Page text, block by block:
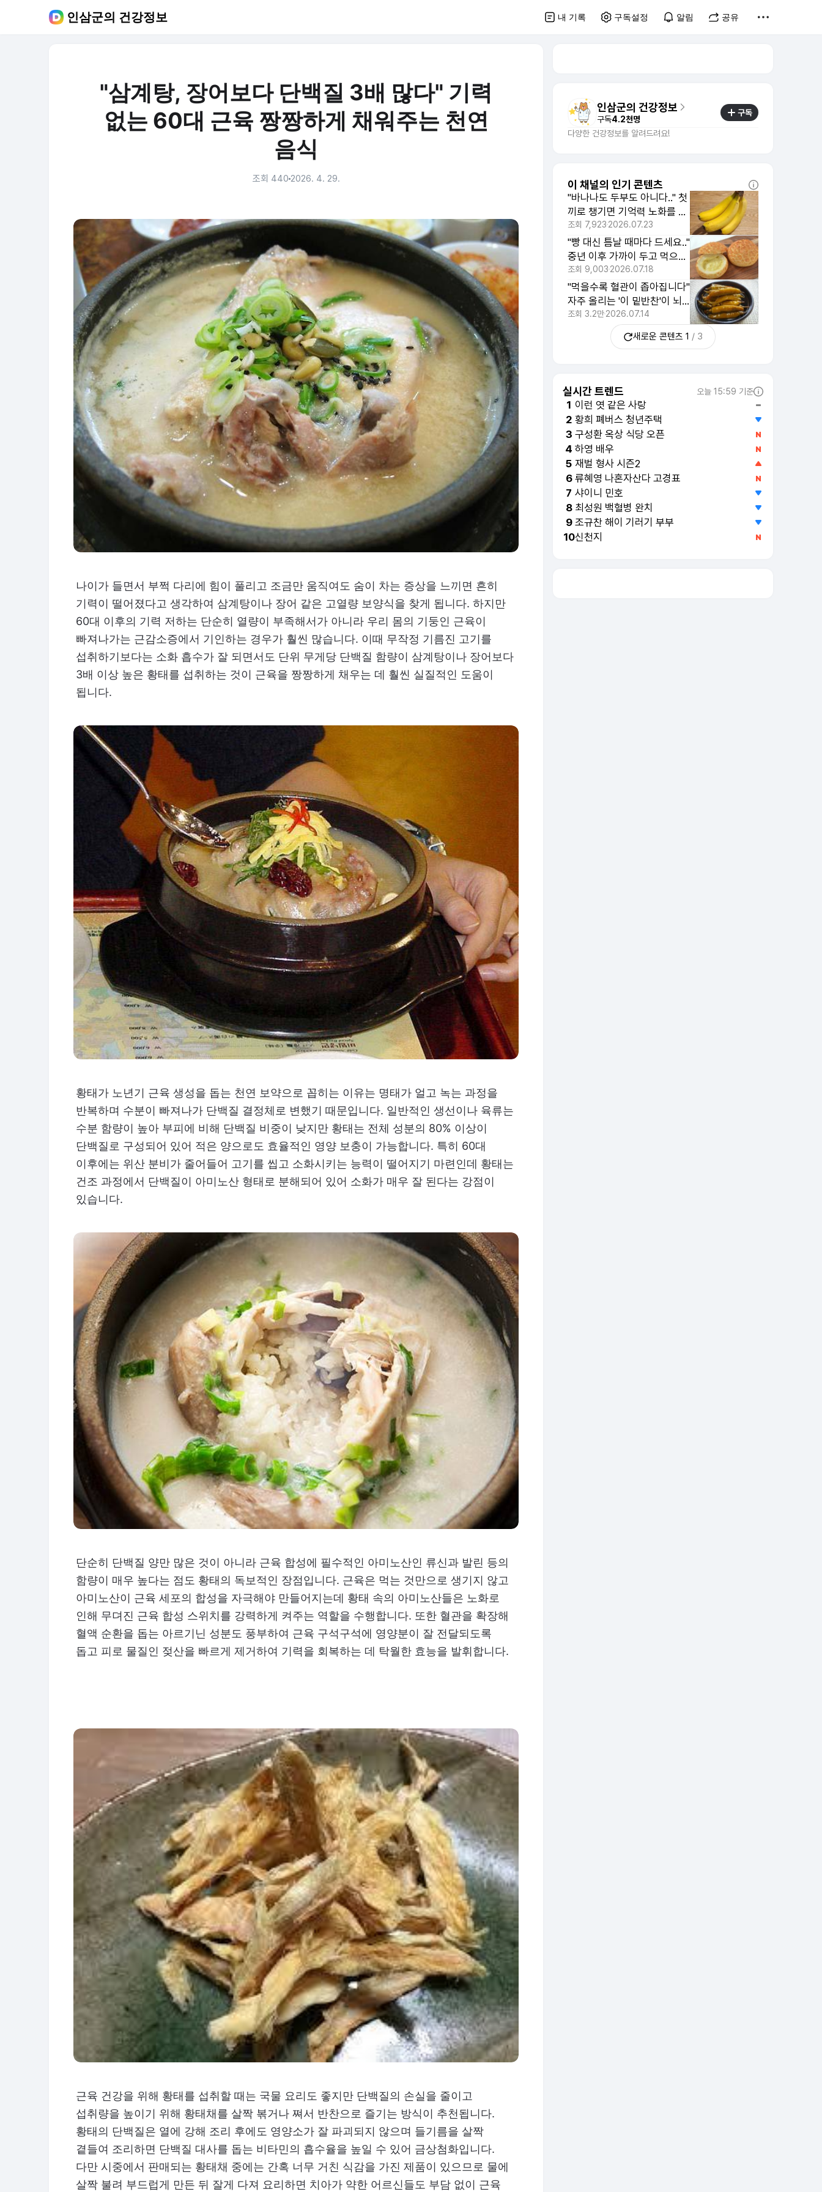
인삼군의 건강정보 내 기록 구독설정 알림 공유
"삼계탕, 장어보다 단백질 3배 많다" 기력
없는 60대 근육 짱짱하게 채워주는 천연
음식
조회 4402026. 4. 29.
나이가 들면서 부쩍 다리에 힘이 풀리고 조금만 움직여도 숨이 차는 증상을 느끼면 흔히
기력이 떨어졌다고 생각하여 삼계탕이나 장어 같은 고열량 보양식을 찾게 됩니다. 하지만
60대 이후의 기력 저하는 단순히 열량이 부족해서가 아니라 우리 몸의 기둥인 근육이
빠져나가는 근감소증에서 기인하는 경우가 훨씬 많습니다. 이때 무작정 기름진 고기를
섭취하기보다는 소화 흡수가 잘 되면서도 단위 무게당 단백질 함량이 삼계탕이나 장어보다
3배 이상 높은 황태를 섭취하는 것이 근육을 짱짱하게 채우는 데 훨씬 실질적인 도움이
됩니다.
황태가 노년기 근육 생성을 돕는 천연 보약으로 꼽히는 이유는 명태가 얼고 녹는 과정을
반복하며 수분이 빠져나가 단백질 결정체로 변했기 때문입니다. 일반적인 생선이나 육류는
수분 함량이 높아 부피에 비해 단백질 비중이 낮지만 황태는 전체 성분의 80% 이상이
단백질로 구성되어 있어 적은 양으로도 효율적인 영양 보충이 가능합니다. 특히 60대
이후에는 위산 분비가 줄어들어 고기를 씹고 소화시키는 능력이 떨어지기 마련인데 황태는
건조 과정에서 단백질이 아미노산 형태로 분해되어 있어 소화가 매우 잘 된다는 강점이
있습니다.
단순히 단백질 양만 많은 것이 아니라 근육 합성에 필수적인 아미노산인 류신과 발린 등의
함량이 매우 높다는 점도 황태의 독보적인 장점입니다. 근육은 먹는 것만으로 생기지 않고
아미노산이 근육 세포의 합성을 자극해야 만들어지는데 황태 속의 아미노산들은 노화로
인해 무뎌진 근육 합성 스위치를 강력하게 켜주는 역할을 수행합니다. 또한 혈관을 확장해
혈액 순환을 돕는 아르기닌 성분도 풍부하여 근육 구석구석에 영양분이 잘 전달되도록
돕고 피로 물질인 젖산을 빠르게 제거하여 기력을 회복하는 데 탁월한 효능을 발휘합니다.
근육 건강을 위해 황태를 섭취할 때는 국물 요리도 좋지만 단백질의 손실을 줄이고
섭취량을 높이기 위해 황태채를 살짝 볶거나 쪄서 반찬으로 즐기는 방식이 추천됩니다.
황태의 단백질은 열에 강해 조리 후에도 영양소가 잘 파괴되지 않으며 들기름을 살짝
곁들여 조리하면 단백질 대사를 돕는 비타민의 흡수율을 높일 수 있어 금상첨화입니다.
다만 시중에서 판매되는 황태채 중에는 간혹 너무 거친 식감을 가진 제품이 있으므로 물에
살짝 불려 부드럽게 만든 뒤 잘게 다져 요리하면 치아가 약한 어르신들도 부담 없이 근육
인삼군의 건강정보
구독4.2천명
구독
다양한 건강정보를 알려드려요!
이 채널의 인기 콘텐츠
"바나나도 두부도 아니다.." 첫
끼로 챙기면 기억력 노화를 늦
춰주는 대표 두뇌 건강식
조회 7,923 2026.07.23
"빵 대신 틈날 때마다 드세요.."
중년 이후 가까이 두고 먹으면
허리둘레 줄이는 간식
조회 9,003 2026.07.18
"먹을수록 혈관이 좁아집니다"
자주 올리는 '이 밑반찬'이 뇌
졸중 위험을 키우는 이유
조회 3.2만2026.07.14
새로운 콘텐츠 1 / 3
실시간 트렌드 오늘 15:59 기준
1 이런 엿 같은 사랑
2 황희 폐버스 청년주택
3 구성환 옥상 식당 오픈
4 하영 배우
5 재벌 형사 시즌2
6 류혜영 나혼자산다 고경표
7 샤이니 민호
8 최성원 백혈병 완치
9 조규찬 해이 기러기 부부
10신천지